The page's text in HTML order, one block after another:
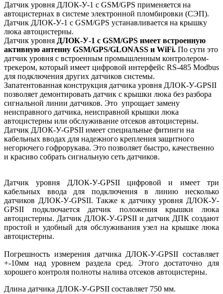
Датчик уровня ДЛОК-У-1 с GSM/GPS применяется на
автоцистернах в системе электронной пломбировки (СЭП).
Датчик ДЛОК-У-1 c GSM/GPS устанавливается на крышку
люка автоцистерны.
Датчик уровня ДЛОК-У-1 c GSM/GPS имеет встроенную
активную антенну GSM/GPS/GLONASS и WiFi. По сути это
датчик уровня с встроенным промышленным контролером-
трекером, который имеет цифровой интерфейс RS-485 Modbus
для подключения других датчиков системы.
Запатентованная конструкция датчика уровня ДЛОК-У-GPSII
позволяет демонтировать датчик с крышки люка без разбора
сигнальной линии датчиков. Это упрощает замену
неисправного датчика, неисправной крышки люка
автоцистерны или обслуживание отсеков автоцистерны.
Датчик ДЛОК-У-GPSII имеет специальные фитинги на
кабельных вводах для надежного крепления защитного
негорючего гофрорукава. Это позволяет быстро, качественно
и красиво собрать сигнальную сеть датчиков.
Датчик уровня ДЛОК-У-GPSII цифровой и имеет три
кабельных ввода для подключения в линию несколько
датчиков ДЛОК-У-GPSII. Также к датчику уровня ДЛОК-У-
GPSII подключается датчик положения крышки люка
автоцистерны. Датчик ДЛОК-У-GPSII и датчик ДПК создают
простой и удобный для обслуживания узел на крышке люка
автоцистерны.
Погрешность измерения датчика ДЛОК-У-GPSII составляет
+-10мм над уровнем раздела сред. Этого достаточно для
хорошего контроля полноты налива отсеков автоцистерны.
Длина датчика ДЛОК-У-GPSII составляет 750 мм.